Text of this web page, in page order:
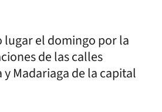
lugar el domingo por la
de las calles
y Madariaga de la capital